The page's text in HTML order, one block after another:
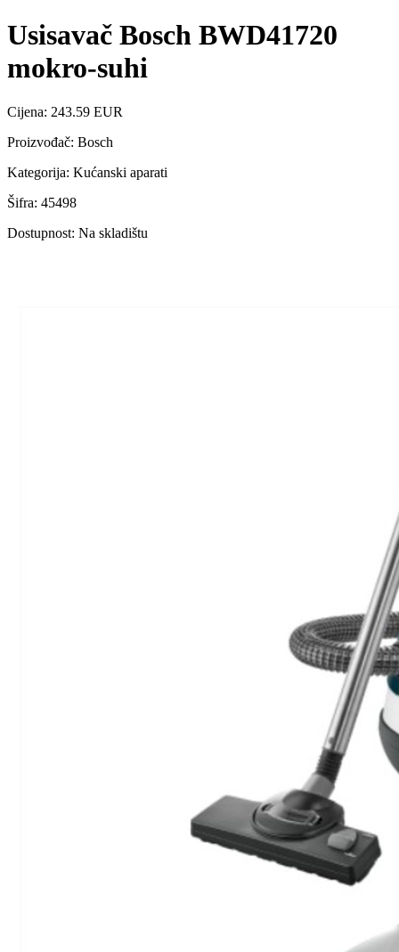
Usisavač Bosch BWD41720
mokro-suhi
Cijena: 243.59 EUR
Proizvođač: Bosch
Kategorija: Kućanski aparati
Šifra: 45498
Dostupnost: Na skladištu